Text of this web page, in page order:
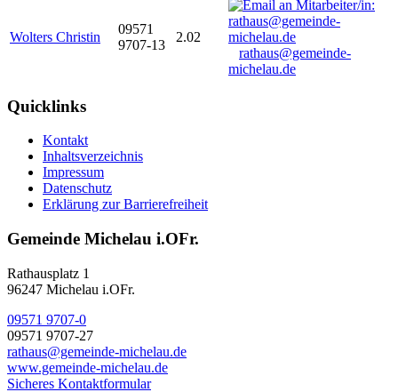
Wolters Christin
09571
9707-13
2.02
rathaus@gemeinde-
michelau.de
Quicklinks
Kontakt
Inhaltsverzeichnis
Impressum
Datenschutz
Erklärung zur Barrierefreiheit
Gemeinde Michelau i.OFr.
Rathausplatz 1
96247 Michelau i.OFr.
09571 9707-0
09571 9707-27
rathaus@gemeinde-michelau.de
www.gemeinde-michelau.de
Sicheres Kontaktformular